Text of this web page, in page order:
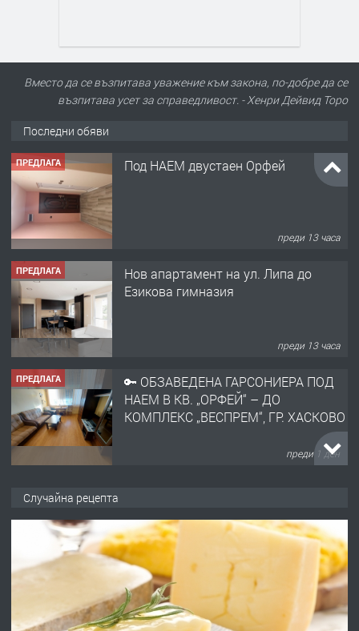
Вместо да се възпитава уважение към закона, по-добре да се
възпитава усет за справедливост. - Хенри Дейвид Торо
Последни обяви
ПРЕДЛАГА Под НАЕМ двустаен Орфей
преди 13 часа
ПРЕДЛАГА
Нов апартамент на ул. Липа до
Езикова гимназия
преди 13 часа
ПРЕДЛАГА
🔑 ОБЗАВЕДЕНА ГАРСОНИЕРА ПОД
НАЕМ В КВ. „ОРФЕЙ“ – ДО
КОМПЛЕКС „ВЕСПРЕМ“, ГР. ХАСКОВО
преди 1 ден
АПАРТАМЕНТ В ЦЕНТЪРА НА ГР.
ХАСКОВО
преди 2 дни
Давам гараж под наем
Случайна рецепта